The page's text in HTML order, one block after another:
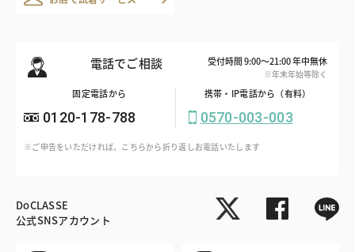
電話でご相談 受付時間 9:00～21:00 年中無休
※年末年始等除く
固定電話から
0120-178-788
携帯・IP電話から（有料）
0570-003-003
※ご申告をいただければ、こちらから折り返しお電話いたします
DoCLASSE
公式SNSアカウント